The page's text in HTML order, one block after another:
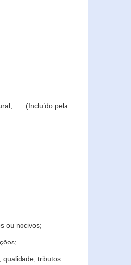
(Incluído pela
ou nocivos;
qualidade, tributos